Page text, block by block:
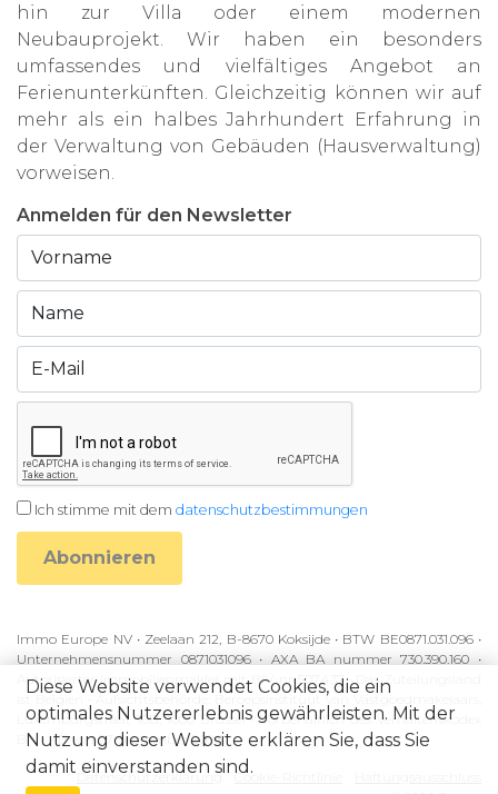
hin zur Villa oder einem modernen
Neubauprojekt. Wir haben ein besonders
umfassendes und vielfältiges Angebot an
Ferienunterkünften. Gleichzeitig können wir auf
mehr als ein halbes Jahrhundert Erfahrung in
der Verwaltung von Gebäuden (Hausverwaltung)
vorweisen.
Anmelden für den Newsletter
Ich stimme mit dem datenschutzbestimmungen
Abonnieren
Immo Europe NV • Zeelaan 212, B-8670 Koksijde • BTW BE0871.031.096 •
Unternehmensnummer 0871031096 • AXA BA nummer 730.390.160 •
Autorisierter Immobilienmakler mit BIV-nr 507.437 • Das Zuteilungsland
ist Belgien • Aufsichtsbehörde: Beroepsinstituut van Vastgoedmakelaars,
Luxemburgstraat 16B, 1000 Brussel • Vorbehaltlich des Verhaltenskodex
BIV • KB van 27 September 2006
Datenschutzerklärung Cookie-Richtlinie
Diese Website verwendet Cookies, die ein
optimales Nutzererlebnis gewährleisten. Mit der
Nutzung dieser Website erklären Sie, dass Sie
damit einverstanden sind.